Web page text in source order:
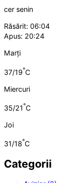
cer senin
Răsărit: 06:04
Apus: 20:24
Marți
37/19°C
Miercuri
35/21°C
Joi
31/18°C
Categorii